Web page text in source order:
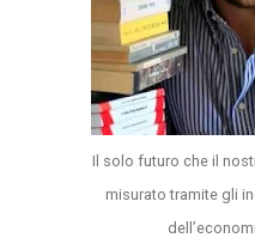
Il solo futuro che il
misurato tramite gli